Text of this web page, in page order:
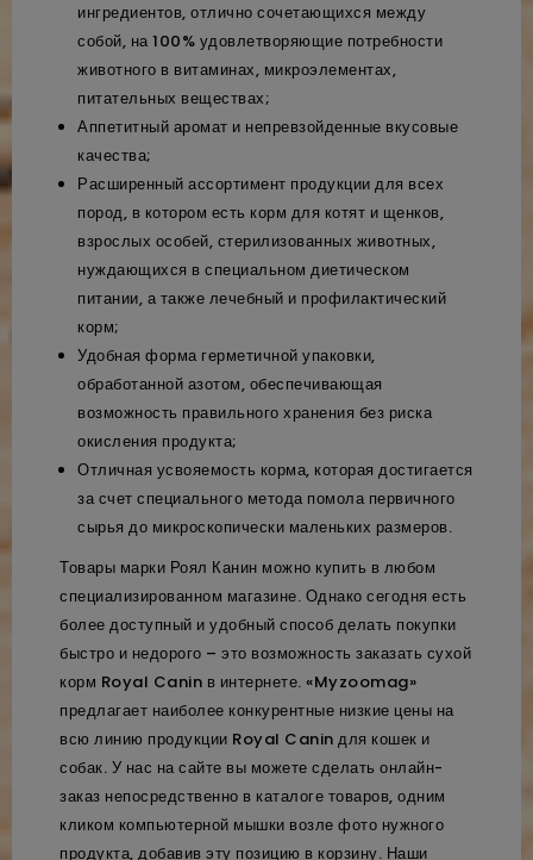
ингредиентов, отлично сочетающихся между
собой, на 100% удовлетворяющие потребности
животного в витаминах, микроэлементах,
питательных веществах;
Аппетитный аромат и непревзойденные вкусовые
качества;
Расширенный ассортимент продукции для всех
пород, в котором есть корм для котят и щенков,
взрослых особей, стерилизованных животных,
нуждающихся в специальном диетическом
питании, а также лечебный и профилактический
корм;
Удобная форма герметичной упаковки,
обработанной азотом, обеспечивающая
возможность правильного хранения без риска
окисления продукта;
Отличная усвояемость корма, которая достигается
за счет специального метода помола первичного
сырья до микроскопически маленьких размеров.
Товары марки Роял Канин можно купить в любом
специализированном магазине. Однако сегодня есть
более доступный и удобный способ делать покупки
быстро и недорого – это возможность заказать сухой
корм Royal Canin в интернете. «Myzoomag»
предлагает наиболее конкурентные низкие цены на
всю линию продукции Royal Canin для кошек и
собак. У нас на сайте вы можете сделать онлайн-
заказ непосредственно в каталоге товаров, одним
кликом компьютерной мышки возле фото нужного
продукта, добавив эту позицию в корзину. Наши